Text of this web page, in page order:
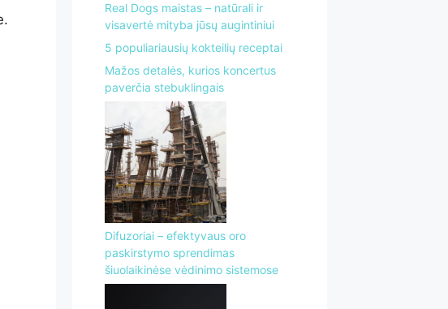
Real Dogs maistas – natūrali ir
visavertė mityba jūsų augintiniui
5 populiariausių kokteilių receptai
Mažos detalės, kurios koncertus
paverčia stebuklingais
Difuzoriai – efektyvaus oro
paskirstymo sprendimas
šiuolaikinėse vėdinimo sistemose